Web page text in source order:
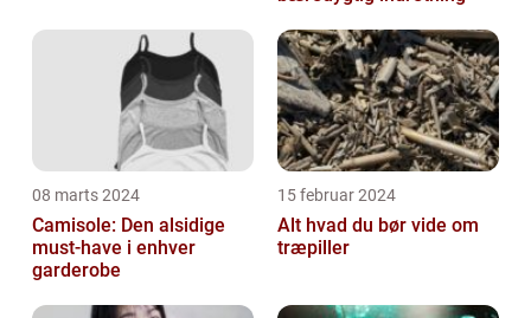
08 marts 2024
Camisole: Den alsidige
must-have i enhver
garderobe
15 februar 2024
Alt hvad du bør vide om
træpiller